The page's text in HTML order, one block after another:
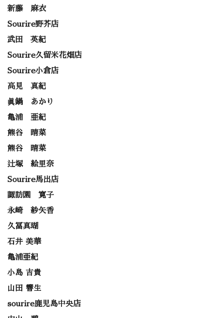
新藤 麻衣
Sourire野芥店
武田 英紀
Sourire久留米花畑店
Sourire小倉店
高見 真紀
眞鍋 あかり
亀浦 亜紀
熊谷 晴菜
熊谷 晴菜
辻塚 絵里奈
Sourire馬出店
諏訪園 寛子
永崎 紗矢香
久冨真瑚
石井 美華
亀浦亜紀
小島 吉貴
山田 響生
sourire鹿児島中央店